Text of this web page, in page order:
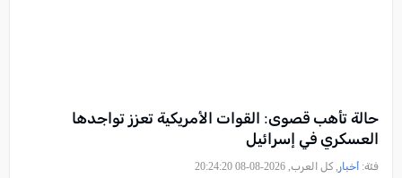
حالة تأهب قصوى: القوات الأمريكية تعزز تواجدها
العسكري في إسرائيل
فئة: أخبار , كل العرب, 2026-08-08 20:24:20